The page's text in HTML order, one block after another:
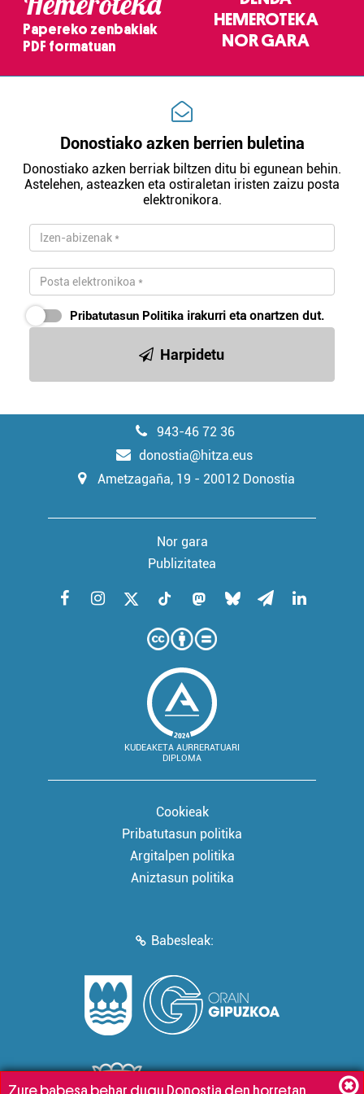
Papereko zenbakiak
PDF formatuan
HEMEROTEKA
NOR GARA
Donostiako azken berrien buletina
Donostiako azken berriak biltzen ditu bi egunean behin.
Astelehen, asteazken eta ostiraletan iristen zaizu posta
elektronikora.
Pribatutasun Politika irakurri eta onartzen dut.
Harpidetu
943-46 72 36
donostia@hitza.eus
Ametzagaña, 19 - 20012 Donostia
Nor gara
Publizitatea
KUDEAKETA AURRERATUARI
DIPLOMA
Cookieak
Pribatutasun politika
Argitalpen politika
Aniztasun politika
Babesleak:
Zure babesa behar dugu Donostia den horretan